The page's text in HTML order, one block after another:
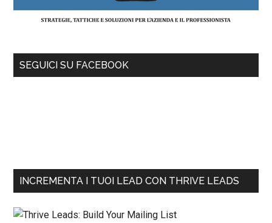
SEGUICI SU FACEBOOK
INCREMENTA I TUOI LEAD CON THRIVE LEADS